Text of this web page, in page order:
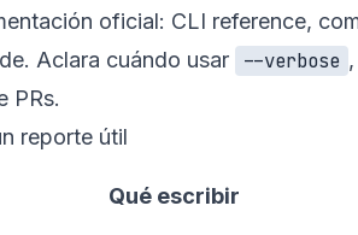
oficial: CLI reference,
. Aclara cuándo usar --verbose ,
PRs.
reporte útil
Qué escribir